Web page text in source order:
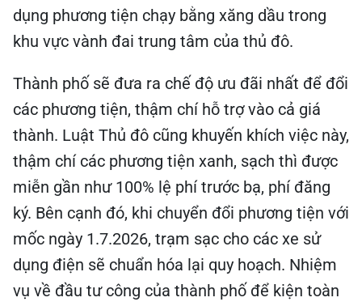
dụng phương tiện chạy bằng xăng dầu trong
khu vực vành đai trung tâm của thủ đô.
Thành phố sẽ đưa ra chế độ ưu đãi nhất để đổi
các phương tiện, thậm chí hỗ trợ vào cả giá
thành. Luật Thủ đô cũng khuyến khích việc này,
thậm chí các phương tiện xanh, sạch thì được
miễn gần như 100% lệ phí trước bạ, phí đăng
ký. Bên cạnh đó, khi chuyển đổi phương tiện với
mốc ngày 1.7.2026, trạm sạc cho các xe sử
dụng điện sẽ chuẩn hóa lại quy hoạch. Nhiệm
vụ về đầu tư công của thành phố để kiện toàn